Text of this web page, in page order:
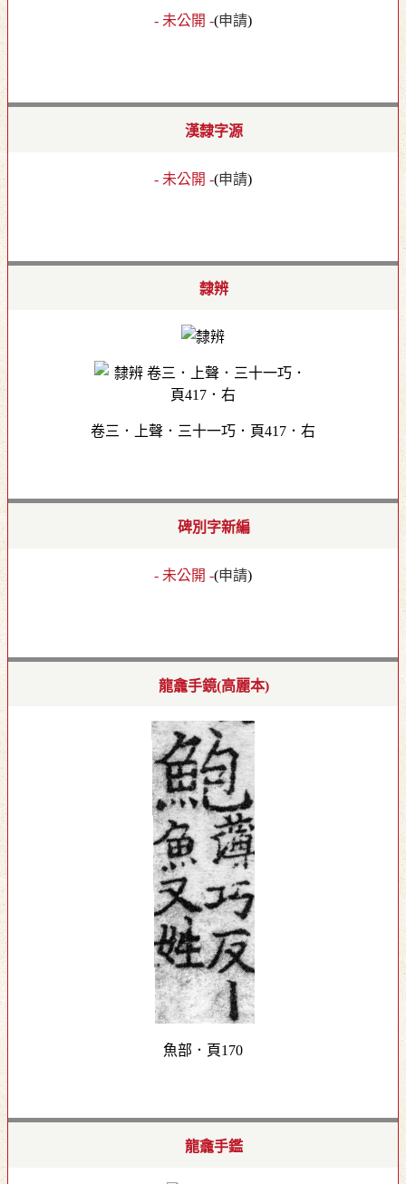
- 未公開 -(申請)
漢隸字源
- 未公開 -(申請)
隸辨
卷三．上聲．三十一巧．頁417．右
碑別字新編
- 未公開 -(申請)
龍龕手鏡(高麗本)
魚部．頁170
龍龕手鑑